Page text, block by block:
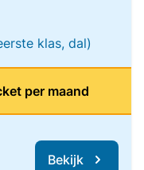
klas, dal)
per maand
Bekijk